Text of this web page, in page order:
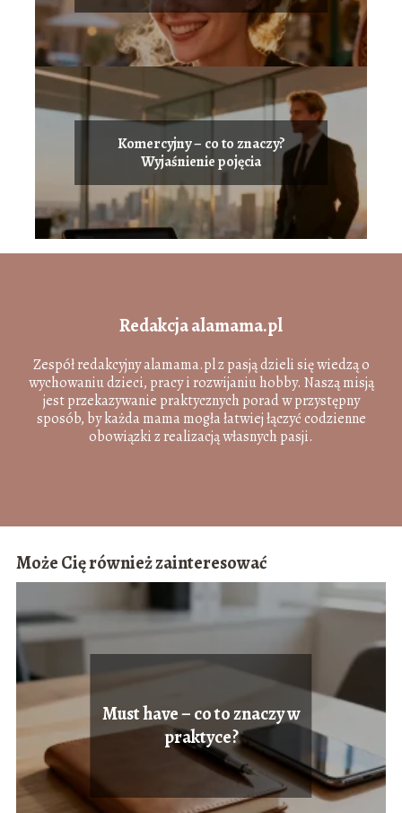
Komercyjny – co to znaczy?
Wyjaśnienie pojęcia
Redakcja alamama.pl
Zespół redakcyjny alamama.pl z pasją dzieli się wiedzą o
wychowaniu dzieci, pracy i rozwijaniu hobby. Naszą misją
jest przekazywanie praktycznych porad w przystępny
sposób, by każda mama mogła łatwiej łączyć codzienne
obowiązki z realizacją własnych pasji.
Może Cię również zainteresować
Must have – co to znaczy w
praktyce?